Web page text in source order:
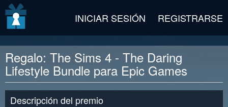
INICIAR SESIÓN REGISTRARSE
Regalo: The Sims 4 - The Daring
Lifestyle Bundle para Epic Games
Descripción del premio